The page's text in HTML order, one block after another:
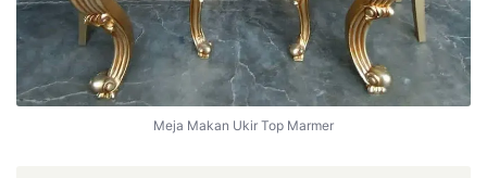
Meja Makan Ukir Top Marmer